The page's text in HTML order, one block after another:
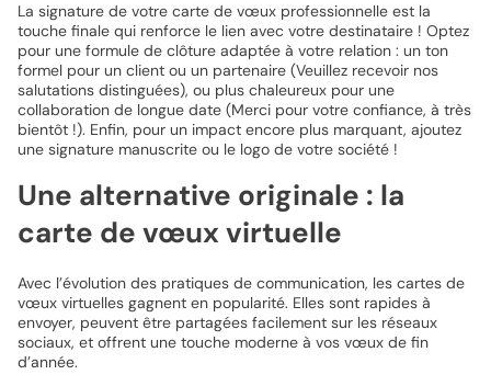
La signature de votre carte de vœux professionnelle est la
touche finale qui renforce le lien avec votre destinataire ! Optez
pour une formule de clôture adaptée à votre relation : un ton
formel pour un client ou un partenaire (Veuillez recevoir nos
salutations distinguées), ou plus chaleureux pour une
collaboration de longue date (Merci pour votre confiance, à très
bientôt !). Enfin, pour un impact encore plus marquant, ajoutez
une signature manuscrite ou le logo de votre société !
Une alternative originale : la
carte de vœux virtuelle
Avec l’évolution des pratiques de communication, les cartes de
vœux virtuelles gagnent en popularité. Elles sont rapides à
envoyer, peuvent être partagées facilement sur les réseaux
sociaux, et offrent une touche moderne à vos vœux de fin
d’année.